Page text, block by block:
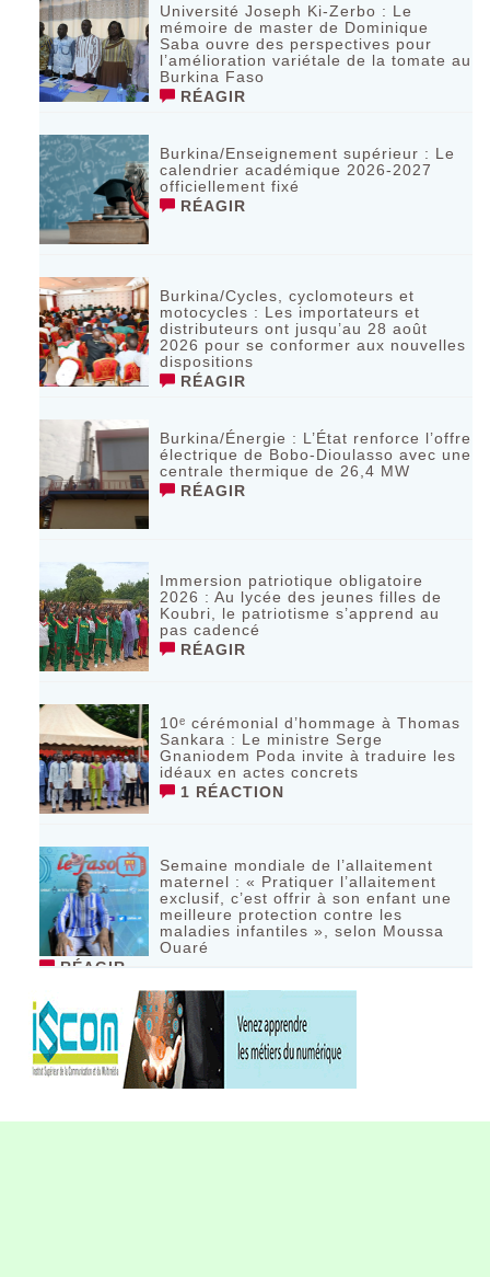
Université Joseph Ki-Zerbo : Le
mémoire de master de Dominique
Saba ouvre des perspectives pour
l’amélioration variétale de la tomate au
Burkina Faso
RÉAGIR
Burkina/Enseignement supérieur : Le
calendrier académique 2026-2027
officiellement fixé
RÉAGIR
Burkina/Cycles, cyclomoteurs et
motocycles : Les importateurs et
distributeurs ont jusqu’au 28 août
2026 pour se conformer aux nouvelles
dispositions
RÉAGIR
Burkina/Énergie : L’État renforce l’offre
électrique de Bobo-Dioulasso avec une
centrale thermique de 26,4 MW
RÉAGIR
Immersion patriotique obligatoire
2026 : Au lycée des jeunes filles de
Koubri, le patriotisme s’apprend au
pas cadencé
RÉAGIR
10ᵉ cérémonial d’hommage à Thomas
Sankara : Le ministre Serge
Gnaniodem Poda invite à traduire les
idéaux en actes concrets
1 RÉACTION
Semaine mondiale de l’allaitement
maternel : « Pratiquer l’allaitement
exclusif, c’est offrir à son enfant une
meilleure protection contre les
maladies infantiles », selon Moussa
Ouaré
RÉAGIR